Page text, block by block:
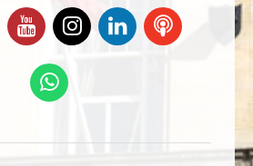
nous sur Facebook
Suivez-nous sur Twitter
Suivez-nous sur YouTube
Suivez-nous sur
Instagram
Retrouvez-
nous sur
Ecoutez